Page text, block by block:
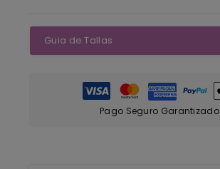
Guia de Tallas
Pago Seguro Garantizado